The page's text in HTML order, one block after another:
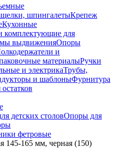
шпингалетыКрепеж
Кухонные
комплектующие для
выдвиженияОпоры
и
материалыРучки
и электрикаТрубы,
и шаблоныФурнитура
детских столовОпоры для
фетровые
145-165 мм, черная (150)